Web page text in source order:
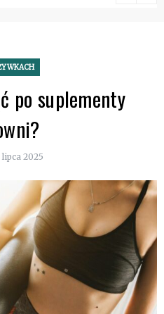
po suplementy
lipca 2025